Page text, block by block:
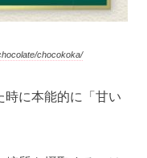
chocokoka/
時に本能的に「甘い